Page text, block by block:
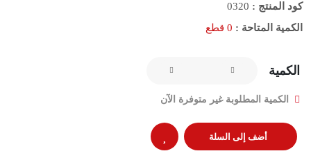
كود المنتج :
الكمية المتاحة : 0 قطع
الكمية
الكمية المطلوبة غير متوفرة الآن
أضف إلى السلة